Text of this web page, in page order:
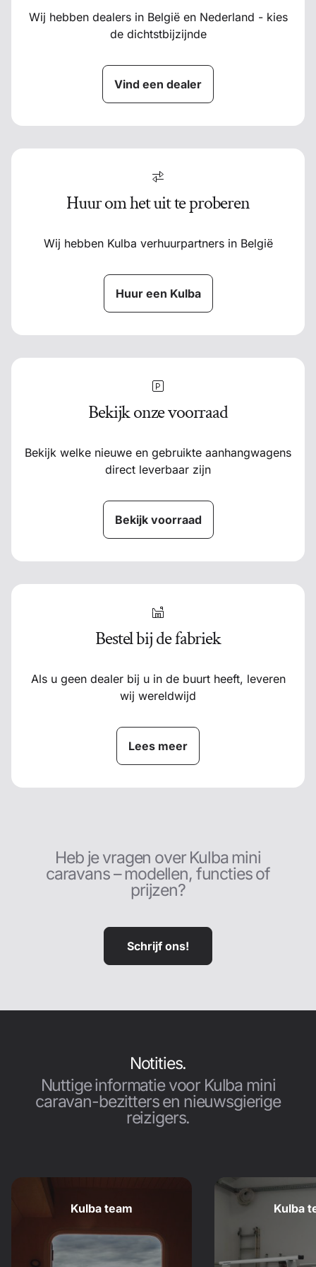
Wij hebben dealers in België en Nederland - kies
de dichtstbijzijnde
Vind een dealer
Huur om het uit te proberen
Wij hebben Kulba verhuurpartners in België
Huur een Kulba
Bekijk onze voorraad
Bekijk welke nieuwe en gebruikte aanhangwagens
direct leverbaar zijn
Bekijk voorraad
Bestel bij de fabriek
Als u geen dealer bij u in de buurt heeft, leveren
wij wereldwijd
Lees meer
Heb je vragen over Kulba mini
caravans – modellen, functies of
prijzen?
Schrijf ons!
Notities.
Nuttige informatie voor Kulba mini
caravan-bezitters en nieuwsgierige
reizigers.
Kulba team Kulba